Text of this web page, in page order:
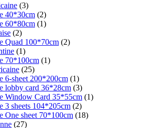
(3)
40*30cm (2)
60*80cm (1)
(2)
Quad 100*70cm (2)
(1)
70*100cm (1)
(25)
6-sheet 200*200cm (1)
lobby card 36*28cm (3)
Window Card 35*55cm (1)
3 sheets 104*205cm (2)
One sheet 70*100cm (18)
(27)